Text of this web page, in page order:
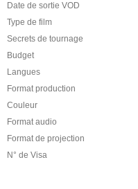
Date de sortie VOD
Type de film
Secrets de tournage
Budget
Langues
Format production
Couleur
Format audio
Format de projection
N° de Visa